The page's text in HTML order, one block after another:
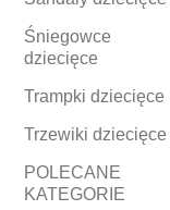
Śniegowce
dziecięce
Trampki dziecięce
Trzewiki dziecięce
POLECANE
KATEGORIE